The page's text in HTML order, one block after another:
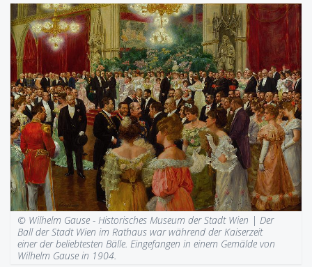
© Wilhelm Gause - Historisches Museum der Stadt Wien |Der
Ball der Stadt Wien im Rathaus war während der Kaiserzeit
einer der beliebtesten Bälle. Eingefangen in einem Gemälde von
Wilhelm Gause in 1904.